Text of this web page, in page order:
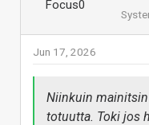
Jun 17, 2026
Niinkuin
totuutta. Toki jos